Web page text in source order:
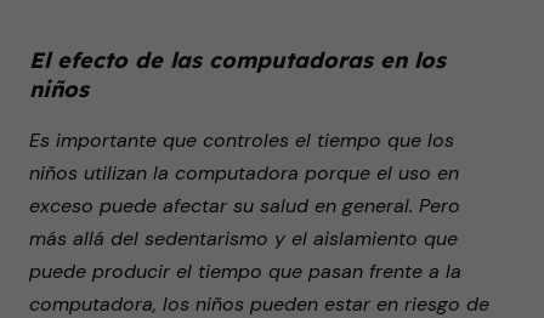
El efecto de las computadoras en los
niños
Es importante que controles el tiempo que los
niños utilizan la computadora porque el uso en
exceso puede afectar su salud en general. Pero
más allá del sedentarismo y el aislamiento que
puede producir el tiempo que pasan frente a la
computadora, los niños pueden estar en riesgo de